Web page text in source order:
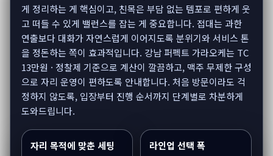
게 정리하는 게 핵심이고, 친목은 부담 없는 템포로 편하게 웃
고 떠들 수 있게 밸런스를 잡는 게 중요합니다. 접대는 과한
연출보다 대화가 자연스럽게 이어지도록 분위기와 서비스 톤
을 정돈하는 쪽이 효과적입니다. 강남 퍼펙트 가라오케는 TC
13만원 · 정찰제 기준으로 계산이 깔끔하고, 맥주 무제한 구성
으로 자리 운영이 편하도록 안내합니다. 처음 방문이라도 걱
정하지 않도록, 입장부터 진행 순서까지 단계별로 차분하게
도와드립니다.
자리 목적에 맞춘 세팅 라인업 선택 폭